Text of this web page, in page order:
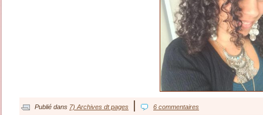
Publié dans 7) Archives dt pages 6 commentaires